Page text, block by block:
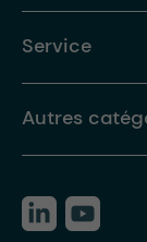
Service
Autres